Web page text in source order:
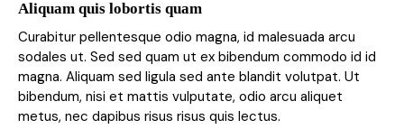
Aliquam quis lobortis quam
Curabitur pellentesque odio magna, id malesuada arcu
sodales ut. Sed sed quam ut ex bibendum commodo id id
magna. Aliquam sed ligula sed ante blandit volutpat. Ut
bibendum, nisi et mattis vulputate, odio arcu aliquet
metus, nec dapibus risus risus quis lectus.